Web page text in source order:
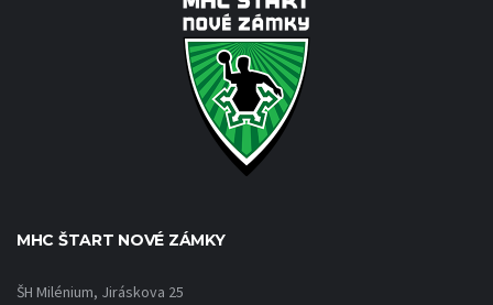
MHC ŠTART NOVÉ ZÁMKY
ŠH Milénium, Jiráskova 25